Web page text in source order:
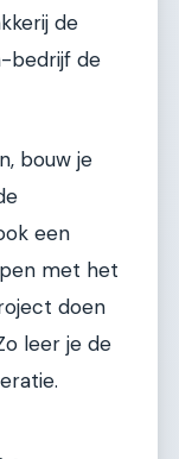
de
bedrijf de
bouw je
een
met het
doen
leer je de